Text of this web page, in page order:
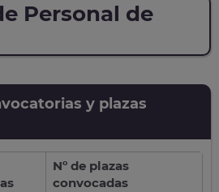
Personal de
y plazas
Nº de plazas
convocadas